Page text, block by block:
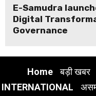
E-Samudra
Digital
Governance
Home बड़ी खबर
INTERNATIONAL